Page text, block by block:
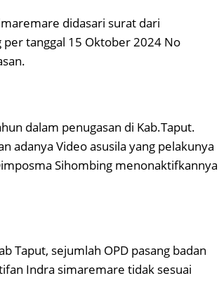
didasari surat dari
per tanggal 15 Oktober 2024 No
dalam penugasan di Kab.Taput.
adanya Video asusila yang pelakunya
Sihombing menonaktifkannya
Taput, sejumlah OPD pasang badan
Indra simaremare tidak sesuai